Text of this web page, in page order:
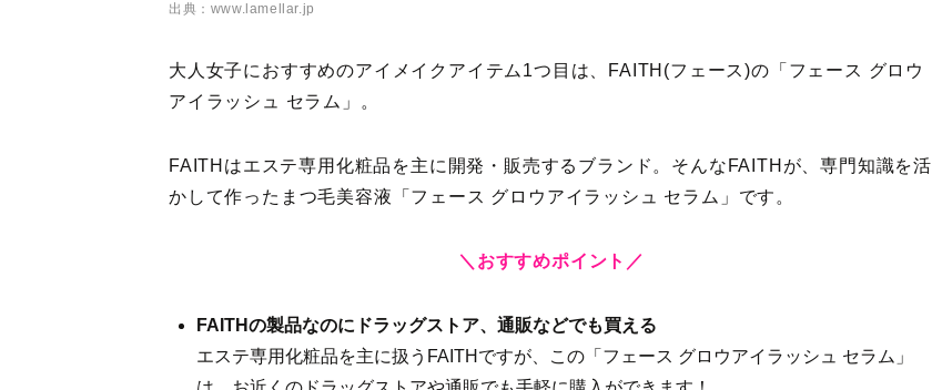
出典：www.lamellar.jp
大人女子におすすめのアイメイクアイテム1つ目は、FAITH(フェース)の「フェース グロウ
アイラッシュ セラム」。
FAITHはエステ専用化粧品を主に開発・販売するブランド。そんなFAITHが、専門知識を活
かして作ったまつ毛美容液「フェース グロウアイラッシュ セラム」です。
＼おすすめポイント／
FAITHの製品なのにドラッグストア、通販などでも買える
エステ専用化粧品を主に扱うFAITHですが、この「フェース グロウアイラッシュ セラム」